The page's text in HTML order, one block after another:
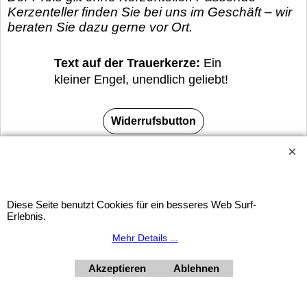
Kerzenteller finden Sie bei uns im Geschäft – wir
beraten Sie dazu gerne vor Ort.
Text auf der Trauerkerze: Ein
kleiner Engel, unendlich geliebt!
Widerrufsbutton
+4369910554131
Diese Seite benutzt Cookies für ein besseres Web Surf-
Erlebnis.
Mehr Details ...
Akzeptieren Ablehnen